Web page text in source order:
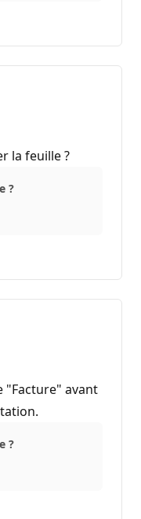
la feuille ?
?
"Facture" avant
?